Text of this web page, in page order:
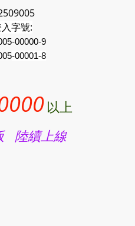
字號:
00000-9
-00001-8
以上
陸續上線